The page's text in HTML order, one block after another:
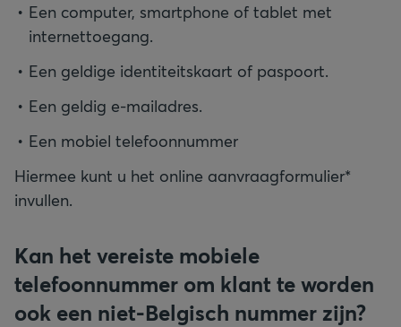
Een computer, smartphone of tablet met
internettoegang.
Een geldige identiteitskaart of paspoort.
Een geldig e-mailadres.
Een mobiel telefoonnummer
Hiermee kunt u het online aanvraagformulier*
invullen.
Kan het vereiste mobiele
telefoonnummer om klant te worden
ook een niet-Belgisch nummer zijn?